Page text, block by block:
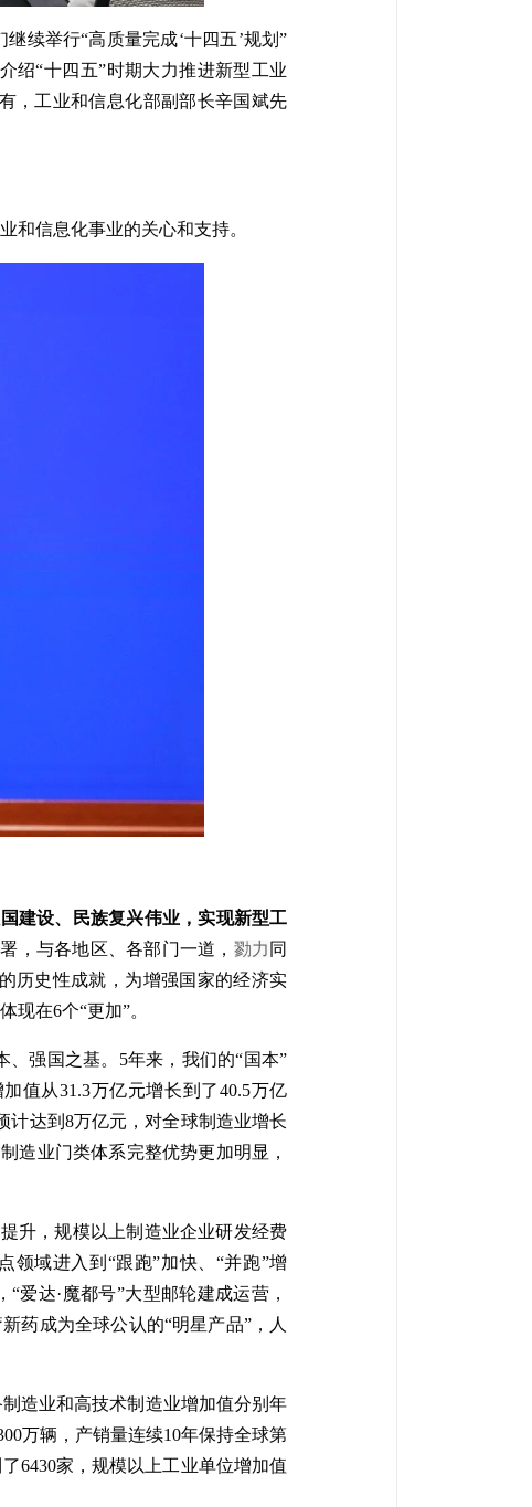
续举行“高质量完成‘十四五’规划”
绍“十四五”时期大力推进新型工业
，工业和信息化部副部长辛国斌先
和信息化事业的关心和支持。
建设、民族复兴伟业，实现新型工
，与各地区、各部门一道， 勠力 同
历史性成就，为增强国家的经济实
在6个“更加”。
强国之基。5年来，我们的“国本”
值从31.3万亿元增长到了40.5万亿
计达到8万亿元，对全球制造业增长
造业门类体系完整优势更加明显，
升，规模以上制造业企业研发经费
领域进入到“跟跑”加快、“并跑”增
爱达·魔都号”大型邮轮建成运营，
药成为全球公认的“明星产品”，人
造业和高技术制造业增加值分别年
万辆，产销量连续10年保持全球第
6430家，规模以上工业单位增加值